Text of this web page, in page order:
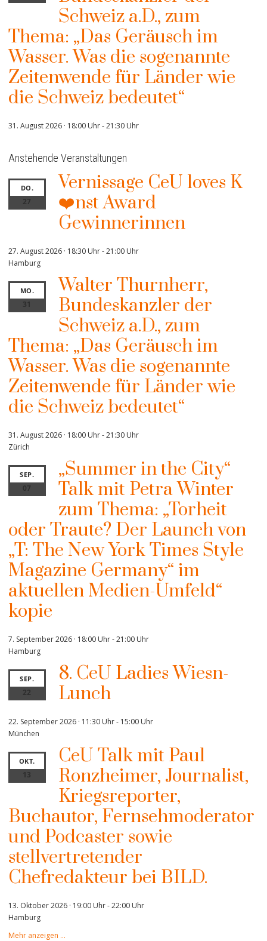
Schweiz a.D., zum
Thema: „Das Geräusch im
Wasser. Was die sogenannte
Zeitenwende für Länder wie
die Schweiz bedeutet“
31. August 2026 · 18:00 Uhr-21:30 Uhr
Anstehende Veranstaltungen
DO.
27
Vernissage CeU loves K
❤️nst Award
Gewinnerinnen
27. August 2026 · 18:30 Uhr-21:00 Uhr
Hamburg
MO.
31
Walter Thurnherr,
Bundeskanzler der
Schweiz a.D., zum
Thema: „Das Geräusch im
Wasser. Was die sogenannte
Zeitenwende für Länder wie
die Schweiz bedeutet“
31. August 2026 · 18:00 Uhr-21:30 Uhr
Zürich
SEP.
07
„Summer in the City“
Talk mit Petra Winter
zum Thema: „Torheit
oder Traute? Der Launch von
„T: The New York Times Style
Magazine Germany“ im
aktuellen Medien-Umfeld“
kopie
7. September 2026 · 18:00 Uhr-21:00 Uhr
Hamburg
SEP.
22
8. CeU Ladies Wiesn-
Lunch
22. September 2026 · 11:30 Uhr- 15:00 Uhr
München
OKT.
13
CeU Talk mit Paul
Ronzheimer, Journalist,
Kriegsreporter,
Buchautor, Fernsehmoderator
und Podcaster sowie
stellvertretender
Chefredakteur bei BILD.
13. Oktober 2026 · 19:00 Uhr-22:00 Uhr
Hamburg
Mehr anzeigen …